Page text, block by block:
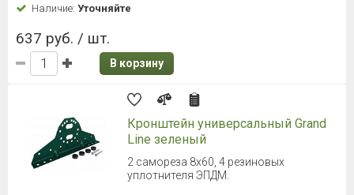
Наличие: Уточняйте
637 руб. / шт.
В корзину
Кронштейн универсальный Grand
Line зеленый
2 самореза 8х60, 4 резиновых
уплотнителя ЭПДМ.